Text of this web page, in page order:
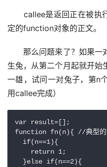
callee是返回正在被执
定的function对象的正文。
那么问题来了？如果一
生兔，从第二个月起就开始
一雄，试问一对兔子，第n
用callee完成）
var result=[];
function fn(n){ //典型的
  if(n==1){
    return 1;
  }else if(n==2){